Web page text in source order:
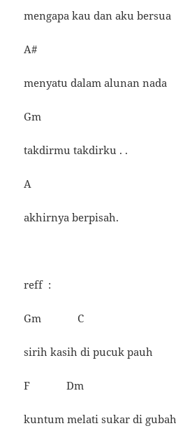
mengapa kau dan aku bersua
A#
menyatu dalam alunan nada
Gm
takdirmu takdirku . .
A
akhirnya berpisah.
reff :
Gm C
sirih kasih di pucuk pauh
F Dm
kuntum melati sukar di gubah